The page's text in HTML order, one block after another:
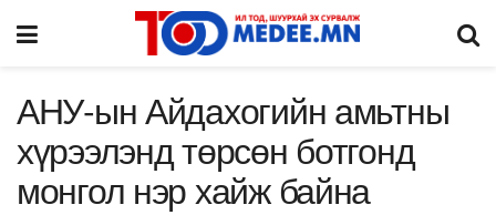
АНУ-ын Айдахогийн амьтны
хүрээлэнд төрсөн ботгонд
монгол нэр хайж байна